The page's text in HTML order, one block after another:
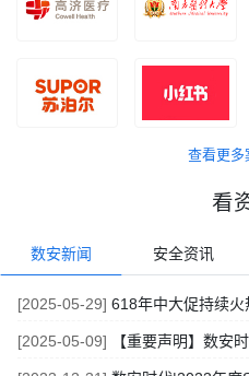
查看更多
看
数安新闻 安全资讯
[2025-05-29] 618年中大促持续火
[2025-05-09] 【重要声明】数安